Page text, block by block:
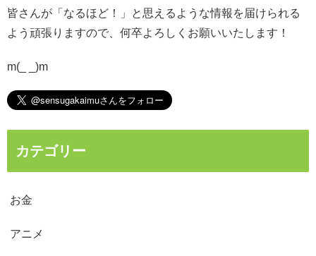
皆さんが「なるほど！」と思えるような情報を届けられる
よう頑張りますので、何卒よろしくお願いいたします！
m(_ _)m
カテゴリー
お金
アニメ